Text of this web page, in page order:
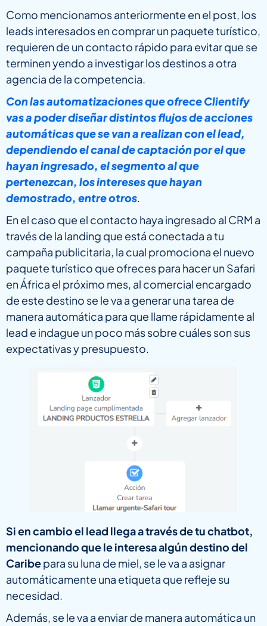
Como mencionamos anteriormente en el post, los
leads interesados en comprar un paquete turístico,
requieren de un contacto rápido para evitar que se
terminen yendo a investigar los destinos a otra
agencia de la competencia.
Con las automatizaciones que ofrece Clientify
vas a poder diseñar distintos flujos de acciones
automáticas que se van a realizan con el lead,
dependiendo el canal de captación por el que
hayan ingresado, el segmento al que
pertenezcan, los intereses que hayan
demostrado, entre otros.
En el caso que el contacto haya ingresado al CRM a
través de la landing que está conectada a tu
campaña publicitaria, la cual promociona el nuevo
paquete turístico que ofreces para hacer un Safari
en África el próximo mes, al comercial encargado
de este destino se le va a generar una tarea de
manera automática para que llame rápidamente al
lead e indague un poco más sobre cuáles son sus
expectativas y presupuesto.
Si en cambio el lead llega a través de tu chatbot,
mencionando que le interesa algún destino del
Caribepara su luna de miel, se le va a asignar
automáticamente una etiqueta que refleje su
necesidad.
Además, se le va a enviar de manera automática un